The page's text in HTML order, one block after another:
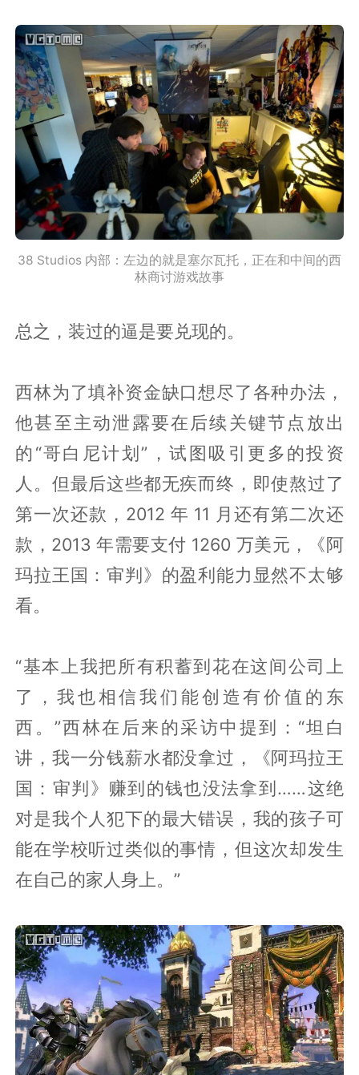
38 Studios 内部：左边的就是塞尔瓦托，正在和中间的西
林商讨游戏故事
总之，装过的逼是要兑现的。
西林为了填补资金缺口想尽了各种办法，
他甚至主动泄露要在后续关键节点放出
的“哥白尼计划”，试图吸引更多的投资
人。但最后这些都无疾而终，即使熬过了
第一次还款，2012 年 11 月还有第二次还
款，2013 年需要支付 1260 万美元，《阿
玛拉王国：审判》的盈利能力显然不太够
看。
“基本上我把所有积蓄到花在这间公司上
了，我也相信我们能创造有价值的东
西。”西林在后来的采访中提到：“坦白
讲，我一分钱薪水都没拿过，《阿玛拉王
国：审判》赚到的钱也没法拿到……这绝
对是我个人犯下的最大错误，我的孩子可
能在学校听过类似的事情，但这次却发生
在自己的家人身上。”